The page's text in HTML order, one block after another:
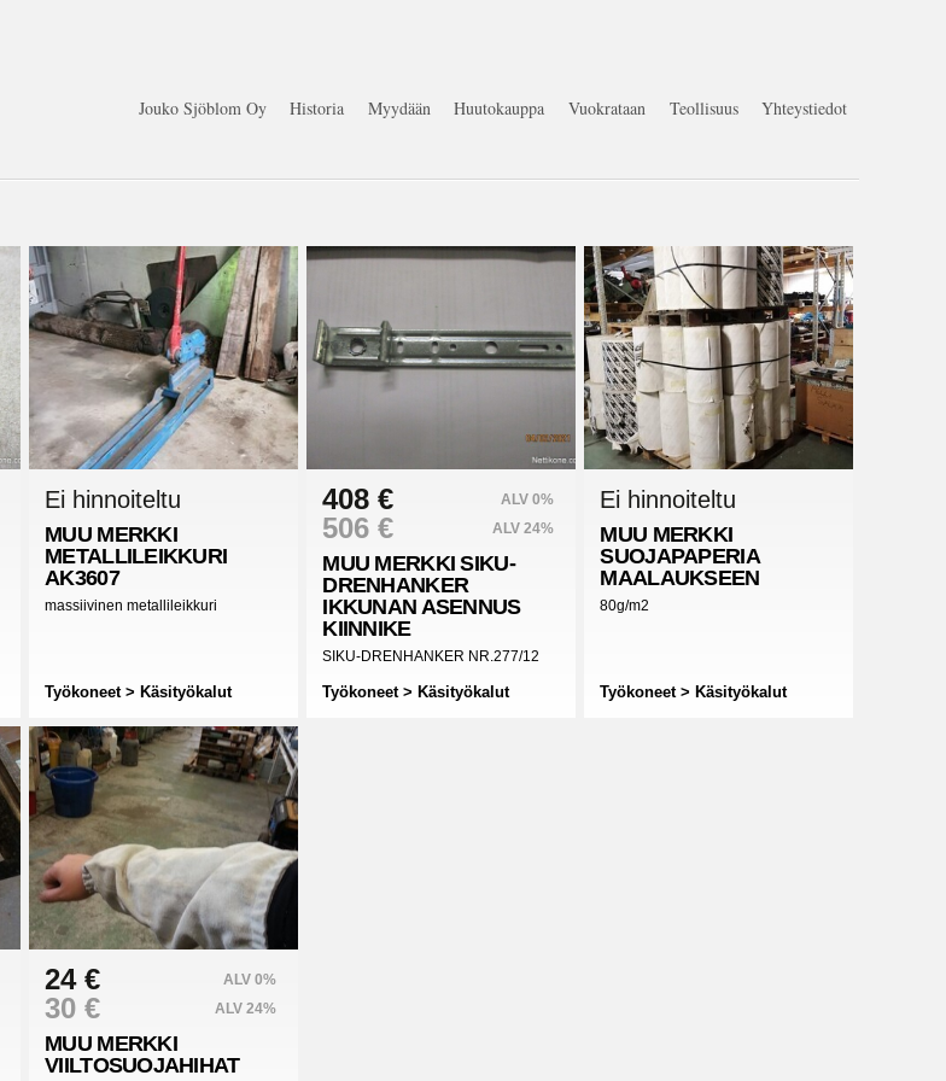
Jouko Sjöblom Oy Historia Myydään Huutokauppa Vuokrataan Teollisuus Yhteystiedot
Ei hinnoiteltu
MUU MERKKI
METALLILEIKKURI
AK3607
massiivinen metallileikkuri
Työkoneet > Käsityökalut
408 € ALV 0%
506 € ALV 24%
MUU MERKKI SIKU-
DRENHANKER
IKKUNAN ASENNUS
KIINNIKE
SIKU-DRENHANKER NR.277/12
Työkoneet > Käsityökalut
Ei hinnoiteltu
MUU MERKKI
SUOJAPAPERIA
MAALAUKSEEN
80g/m2
Työkoneet > Käsityökalut
24 € ALV 0%
30 € ALV 24%
MUU MERKKI
VIILTOSUOJAHIHAT